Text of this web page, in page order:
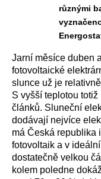
různými
Jarní měsíce duben
fotovoltaické
slunce už je
S vyšší teplotou
článků. Sluneční
dodávají nejvíce
má Česká republika
fotovoltaik a v
dostatečně velkou
kolem poledne